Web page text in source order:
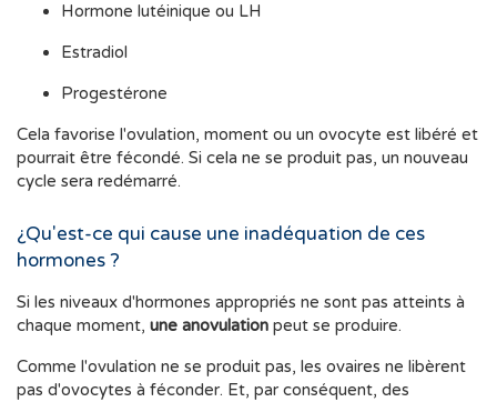
Hormone lutéinique ou LH
Estradiol
Progestérone
Cela favorise l'ovulation, moment ou un ovocyte est libéré et
pourrait être fécondé. Si cela ne se produit pas, un nouveau
cycle sera redémarré.
¿Qu'est-ce qui cause une inadéquation de ces
hormones ?
Si les niveaux d'hormones appropriés ne sont pas atteints à
chaque moment, une anovulation peut se produire.
Comme l'ovulation ne se produit pas, les ovaires ne libèrent
pas d'ovocytes à féconder. Et, par conséquent, des